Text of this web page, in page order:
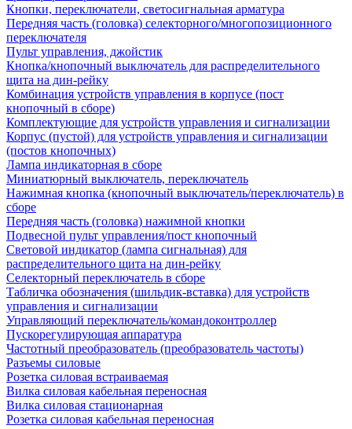
Кнопки, переключатели, светосигнальная арматура
Передняя часть (головка) селекторного/многопозиционного
переключателя
Пульт управления, джойстик
Кнопка/кнопочный выключатель для распределительного
щита на дин-рейку
Комбинация устройств управления в корпусе (пост
кнопочный в сборе)
Комплектующие для устройств управления и сигнализации
Корпус (пустой) для устройств управления и сигнализации
(постов кнопочных)
Лампа индикаторная в сборе
Миниатюрный выключатель, переключатель
Нажимная кнопка (кнопочный выключатель/переключатель) в
сборе
Передняя часть (головка) нажимной кнопки
Подвесной пульт управления/пост кнопочный
Световой индикатор (лампа сигнальная) для
распределительного щита на дин-рейку
Селекторный переключатель в сборе
Табличка обозначения (шильдик-вставка) для устройств
управления и сигнализации
Управляющий переключатель/командоконтроллер
Пускорегулирующая аппаратура
Частотный преобразователь (преобразователь частоты)
Разъемы силовые
Розетка силовая встраиваемая
Вилка силовая кабельная переносная
Вилка силовая стационарная
Розетка силовая кабельная переносная